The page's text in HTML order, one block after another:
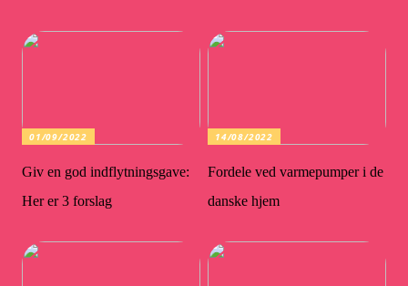
01/09/2022
Giv en god indflytningsgave:
Her er 3 forslag
14/08/2022
Fordele ved varmepumper i de
danske hjem